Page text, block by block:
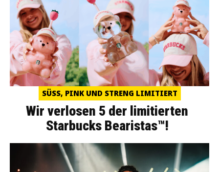
SÜSS, PINK UND STRENG LIMITIERT
Wir verlosen 5 der limitierten
Starbucks Bearistas™!